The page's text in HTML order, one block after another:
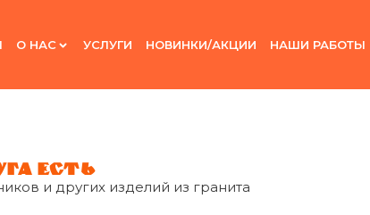
О НАС УСЛУГИ НОВИНКИ/АКЦИИ НАШИ РАБОТЫ
ЕСТЬ
и других изделий из гранита